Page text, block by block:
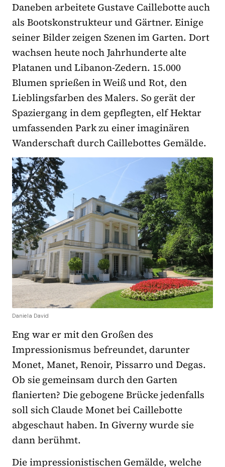
Daneben arbeitete Gustave Caillebotte auch
als Bootskonstrukteur und Gärtner. Einige
seiner Bilder zeigen Szenen im Garten. Dort
wachsen heute noch Jahrhunderte alte
Platanen und Libanon-Zedern. 15.000
Blumen sprießen in Weiß und Rot, den
Lieblingsfarben des Malers. So gerät der
Spaziergang in dem gepflegten, elf Hektar
umfassenden Park zu einer imaginären
Wanderschaft durch Caillebottes Gemälde.
Daniela David
Eng war er mit den Großen des
Impressionismus befreundet, darunter
Monet, Manet, Renoir, Pissarro und Degas.
Ob sie gemeinsam durch den Garten
flanierten? Die gebogene Brücke jedenfalls
soll sich Claude Monet bei Caillebotte
abgeschaut haben. In Giverny wurde sie
dann berühmt.
Die impressionistischen Gemälde, welche